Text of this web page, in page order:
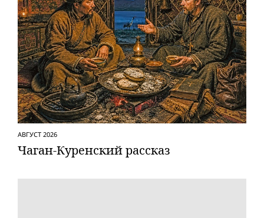
АВГУСТ 2026
Чаган-Куренский рассказ